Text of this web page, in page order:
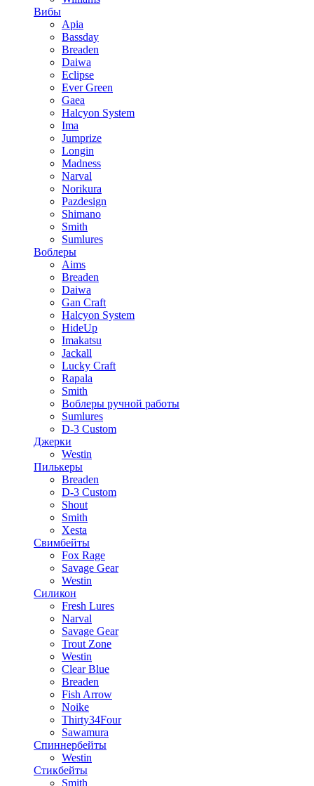
Вибы
Apia
Bassday
Breaden
Daiwa
Eclipse
Ever Green
Gaea
Halcyon System
Ima
Jumprize
Longin
Madness
Narval
Norikura
Pazdesign
Shimano
Smith
Sumlures
Воблеры
Aims
Breaden
Daiwa
Gan Craft
Halcyon System
HideUp
Imakatsu
Jackall
Lucky Craft
Rapala
Smith
Воблеры ручной работы
Sumlures
D-3 Custom
Джерки
Westin
Пилькеры
Breaden
D-3 Custom
Shout
Smith
Xesta
Свимбейты
Fox Rage
Savage Gear
Westin
Силикон
Fresh Lures
Narval
Savage Gear
Trout Zone
Westin
Clear Blue
Breaden
Fish Arrow
Noike
Thirty34Four
Sawamura
Спиннербейты
Westin
Стикбейты
Smith